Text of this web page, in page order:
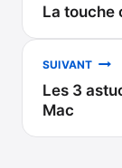
de
l’article
La touche
SUIVANT
Les 3
Mac